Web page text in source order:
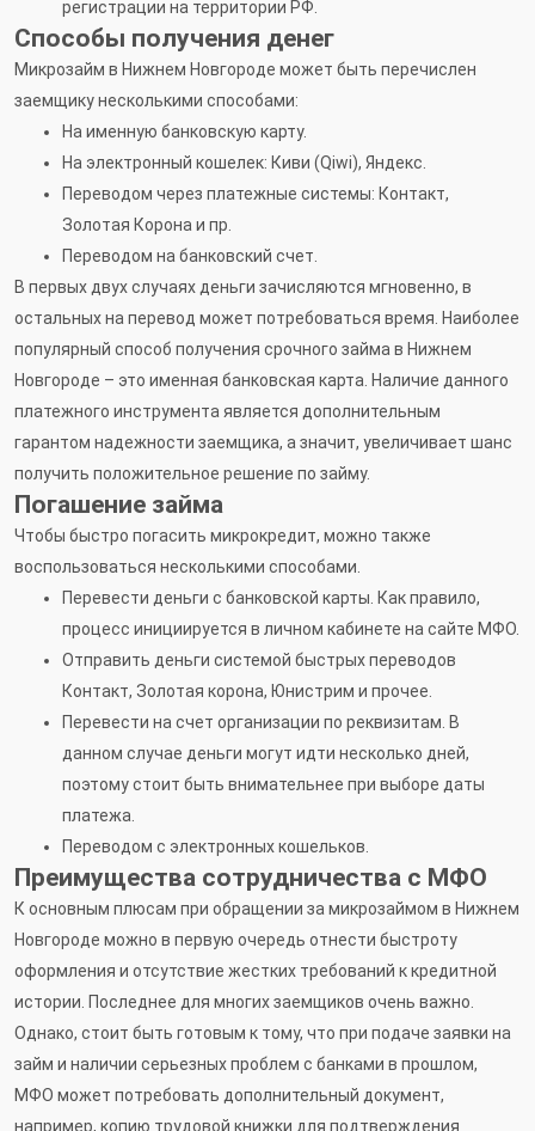
регистрации на территории РФ.
Способы получения денег
Микрозайм в Нижнем Новгороде может быть перечислен
заемщику несколькими способами:
На именную банковскую карту.
На электронный кошелек: Киви (Qiwi), Яндекс.
Переводом через платежные системы: Контакт,
Золотая Корона и пр.
Переводом на банковский счет.
В первых двух случаях деньги зачисляются мгновенно, в
остальных на перевод может потребоваться время. Наиболее
популярный способ получения срочного займа в Нижнем
Новгороде – это именная банковская карта. Наличие данного
платежного инструмента является дополнительным
гарантом надежности заемщика, а значит, увеличивает шанс
получить положительное решение по займу.
Погашение займа
Чтобы быстро погасить микрокредит, можно также
воспользоваться несколькими способами.
Перевести деньги с банковской карты. Как правило,
процесс инициируется в личном кабинете на сайте МФО.
Отправить деньги системой быстрых переводов
Контакт, Золотая корона, Юнистрим и прочее.
Перевести на счет организации по реквизитам. В
данном случае деньги могут идти несколько дней,
поэтому стоит быть внимательнее при выборе даты
платежа.
Переводом с электронных кошельков.
Преимущества сотрудничества с МФО
К основным плюсам при обращении за микрозаймом в Нижнем
Новгороде можно в первую очередь отнести быстроту
оформления и отсутствие жестких требований к кредитной
истории. Последнее для многих заемщиков очень важно.
Однако, стоит быть готовым к тому, что при подаче заявки на
займ и наличии серьезных проблем с банками в прошлом,
МФО может потребовать дополнительный документ,
например, копию трудовой книжки для подтверждения